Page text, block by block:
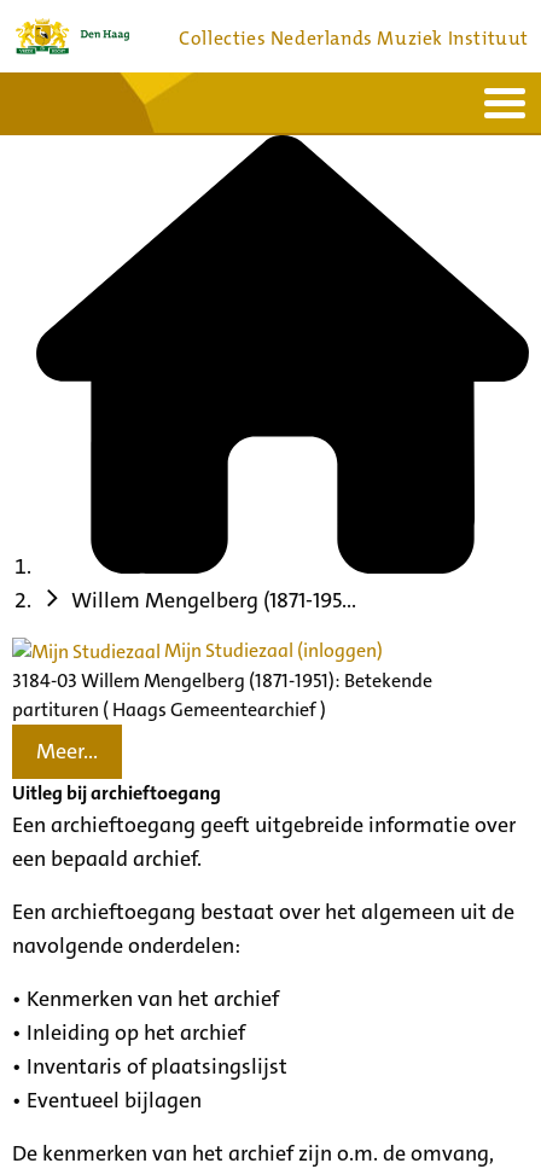
Collecties Nederlands Muziek Instituut
Bronnen en collecties
Willem Mengelberg (1871-195...
Mijn Studiezaal (inloggen)
3184-03 Willem Mengelberg (1871-1951): Betekende
partituren ( Haags Gemeentearchief )
Meer...
Uitleg bij archieftoegang
Een archieftoegang geeft uitgebreide informatie over
een bepaald archief.
Een archieftoegang bestaat over het algemeen uit de
navolgende onderdelen:
• Kenmerken van het archief
• Inleiding op het archief
• Inventaris of plaatsingslijst
• Eventueel bijlagen
De kenmerken van het archief zijn o.m. de omvang,